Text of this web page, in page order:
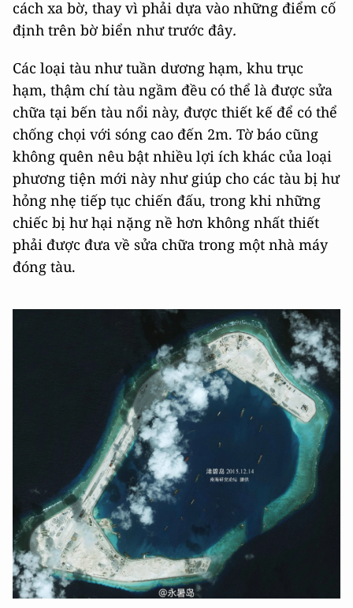
cách xa bờ, thay vì phải dựa vào những điểm cố
định trên bờ biển như trước đây.
Các loại tàu như tuần dương hạm, khu trục
hạm, thậm chí tàu ngầm đều có thể là được sửa
chữa tại bến tàu nổi này, được thiết kế để có thể
chống chọi với sóng cao đến 2m. Tờ báo cũng
không quên nêu bật nhiều lợi ích khác của loại
phương tiện mới này như giúp cho các tàu bị hư
hỏng nhẹ tiếp tục chiến đấu, trong khi những
chiếc bị hư hại nặng nề hơn không nhất thiết
phải được đưa về sửa chữa trong một nhà máy
đóng tàu.